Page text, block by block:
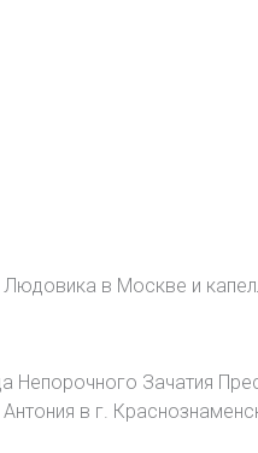
в Москве и
Зачатия
в г.